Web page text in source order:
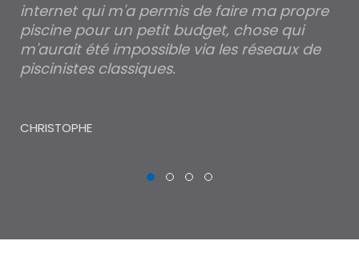
internet qui m'a permis de faire ma propre
piscine pour un petit budget, chose qui
m'aurait été impossible via les réseaux de
piscinistes classiques.
CHRISTOPHE